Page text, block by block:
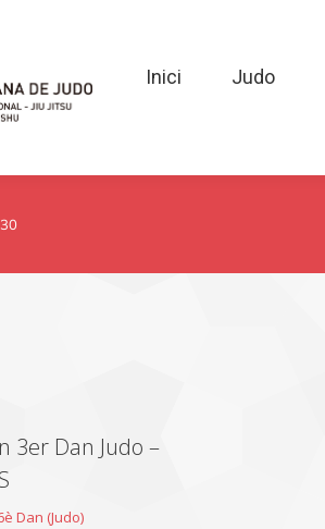
Inici Judo
30
3er Dan Judo –
Dan (Judo)